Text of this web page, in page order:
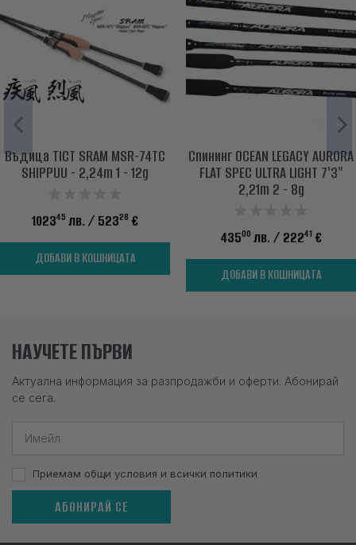
Въдица TICT SRAM MSR-74TC
SHIPPUU - 2,24m 1 - 12g
102345 лв. / 52328 €
ДОБАВИ В КОШНИЦАТА
Спининг OCEAN LEGACY AURORA
FLAT SPEC ULTRA LIGHT 7'3"
2,21m 2 - 8g
43500 лв. / 22241 €
ДОБАВИ В КОШНИЦАТА
НАУЧЕТЕ ПЪРВИ
Актуална информация за разпродажби и оферти. Абонирай
се сега.
Приемам общи условия и всички политики
АБОНИРАЙ СЕ